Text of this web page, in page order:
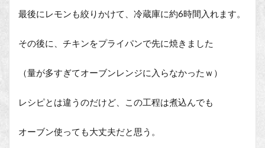
最後にレモンも絞りかけて、冷蔵庫に約6時間入れます。
その後に、チキンをプライパンで先に焼きました
（量が多すぎてオーブンレンジに入らなかったｗ）
レシピとは違うのだけど、この工程は煮込んでも
オーブン使っても大丈夫だと思う。